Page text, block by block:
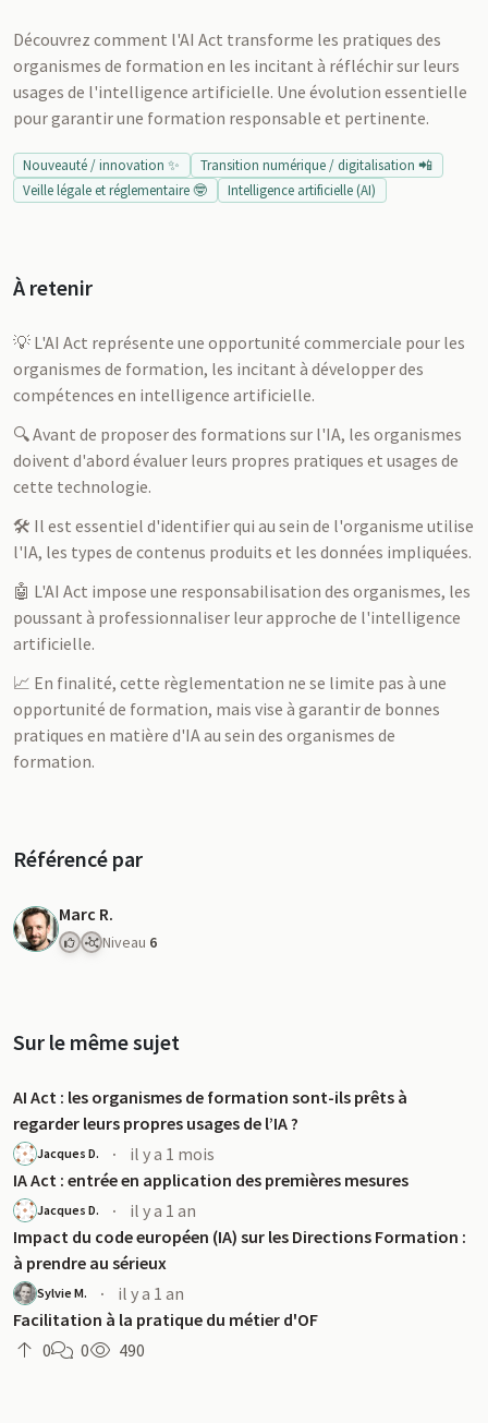
Découvrez comment l'AI Act transforme les pratiques des
organismes de formation en les incitant à réfléchir sur leurs
usages de l'intelligence artificielle. Une évolution essentielle
pour garantir une formation responsable et pertinente.
Nouveauté / innovation ✨
Transition numérique / digitalisation 📲
Veille légale et réglementaire 🤓
Intelligence artificielle (AI)
À retenir
💡 L'AI Act représente une opportunité commerciale pour les
organismes de formation, les incitant à développer des
compétences en intelligence artificielle.
🔍 Avant de proposer des formations sur l'IA, les organismes
doivent d'abord évaluer leurs propres pratiques et usages de
cette technologie.
🛠️ Il est essentiel d'identifier qui au sein de l'organisme utilise
l'IA, les types de contenus produits et les données impliquées.
🤖 L'AI Act impose une responsabilisation des organismes, les
poussant à professionnaliser leur approche de l'intelligence
artificielle.
📈 En finalité, cette règlementation ne se limite pas à une
opportunité de formation, mais vise à garantir de bonnes
pratiques en matière d'IA au sein des organismes de
formation.
Référencé par
Marc R.
Niveau 6
Sur le même sujet
AI Act : les organismes de formation sont-ils prêts à
regarder leurs propres usages de l’IA ?
Jacques D. ·
il y a 1 mois
IA Act : entrée en application des premières mesures
Jacques D. ·
il y a 1 an
Impact du code européen (IA) sur les Directions Formation :
à prendre au sérieux
Sylvie M. ·
il y a 1 an
Facilitation à la pratique du métier d'OF
0
0 490